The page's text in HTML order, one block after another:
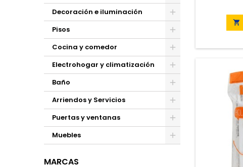
Decoración e iluminación
Pisos
Cocina y comedor
Toggle
Electrohogar y climatización
Baño
Arriendos y Servicios
Puertas y ventanas
Muebles
MARCAS
